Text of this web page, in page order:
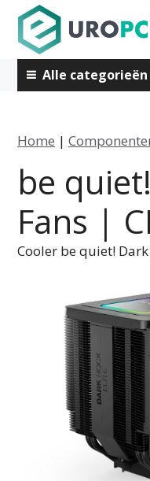
inhoud Alle categorieën
Home |
be
Fans |
Cooler be quiet!